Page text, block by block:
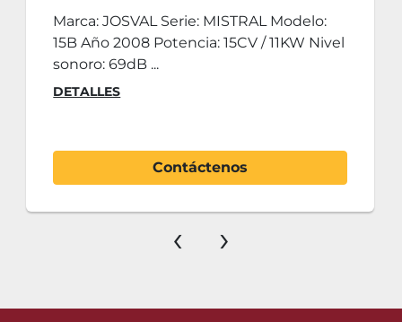
Marca: JOSVAL Serie: MISTRAL Modelo:
15B Año 2008 Potencia: 15CV / 11KW Nivel
sonoro: 69dB ...
DETALLES
Contáctenos
‹ ›